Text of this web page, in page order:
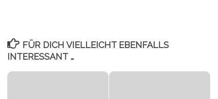
FÜR DICH VIELLEICHT EBENFALLS
INTERESSANT …